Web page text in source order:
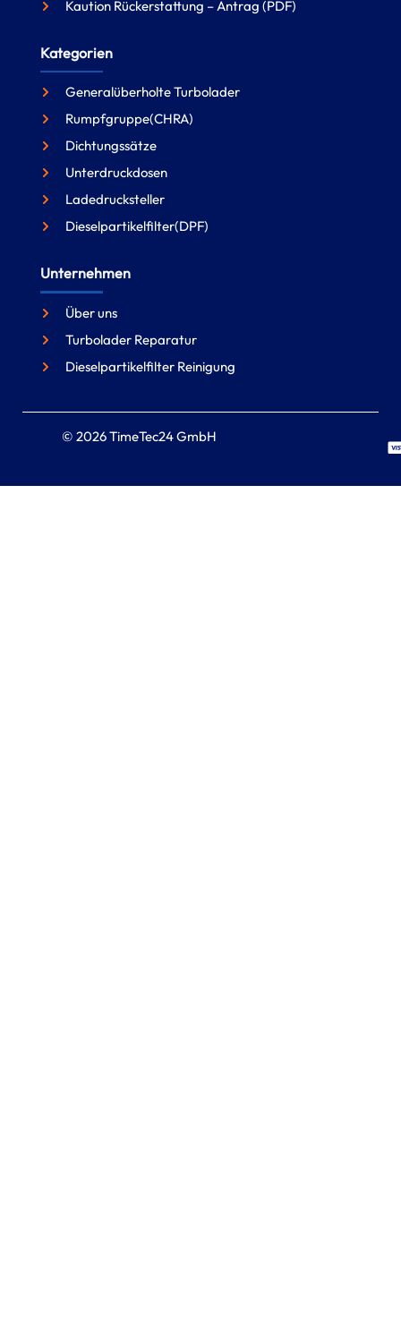
Kaution Rückerstattung – Antrag (PDF)
Kategorien
Generalüberholte Turbolader
Rumpfgruppe(CHRA)
Dichtungssätze
Unterdruckdosen
Ladedrucksteller
Dieselpartikelfilter(DPF)
Unternehmen
Über uns
Turbolader Reparatur
Dieselpartikelfilter Reinigung
© 2026 TimeTec24 GmbH